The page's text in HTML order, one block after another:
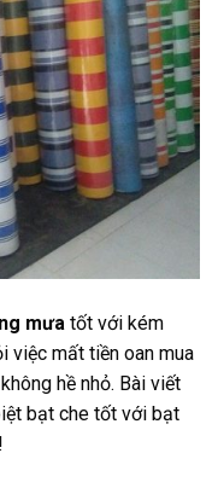
mưa tốt với kém
việc mất tiền oan mua
hề nhỏ. Bài viết
bạt che tốt với bạt